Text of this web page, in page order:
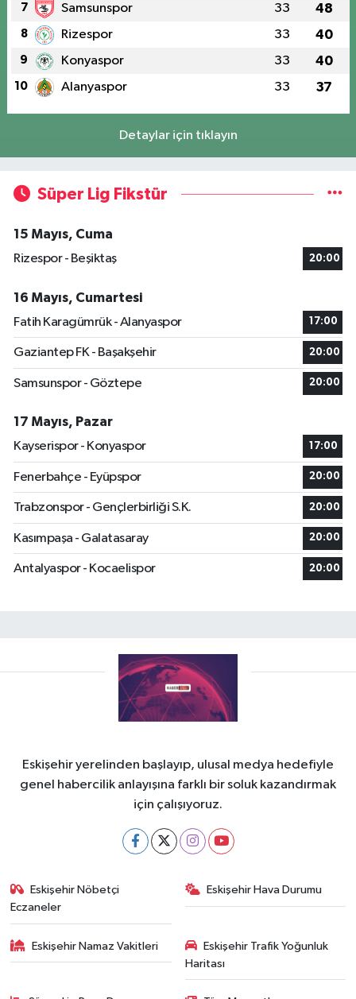
7 Samsunspor 33 48
8 Rizespor 33 40
9 Konyaspor 33 40
10 Alanyaspor 33 37
Detaylar için tıklayın
Süper Lig Fikstür
15 Mayıs, Cuma
Rizespor - Beşiktaş
20:00
16 Mayıs, Cumartesi
Fatih Karagümrük - Alanyaspor
17:00
Gaziantep FK - Başakşehir 20:00
Samsunspor - Göztepe 20:00
17 Mayıs, Pazar
Kayserispor - Konyaspor
17:00
Fenerbahçe - Eyüpspor 20:00
Trabzonspor - Gençlerbirliği S.K. 20:00
Kasımpaşa - Galatasaray 20:00
Antalyaspor - Kocaelispor 20:00
Eskişehir yerelinden başlayıp, ulusal medya hedefiyle
genel habercilik anlayışına farklı bir soluk kazandırmak
için çalışıyoruz.
Eskişehir Nöbetçi
Eczaneler
Eskişehir Hava Durumu
Eskişehir Namaz Vakitleri
Eskişehir Trafik Yoğunluk
Haritası